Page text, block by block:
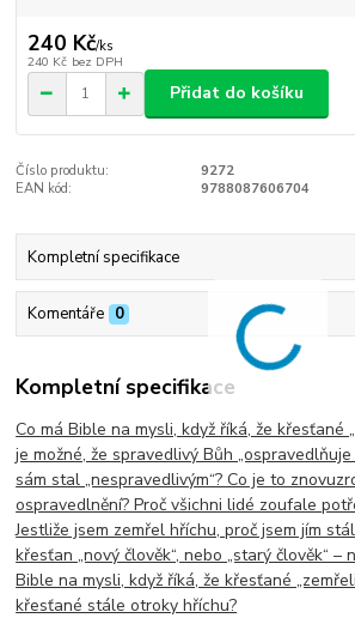
240 Kč/ks
240 Kč bez DPH
Přidat do košíku
Číslo produktu:
9272
EAN kód:
9788087606704
Kompletní specifikace
Komentáře 0
Kompletní specifikace
Co má Bible na mysli, když říká, že křesťané
je možné, že spravedlivý Bůh „ospravedlňuje
sám stal „nespravedlivým“? Co je to
ospravedlnění? Proč všichni lidé zoufale
Jestliže jsem zemřel hříchu, proč jsem jím
křesťan „nový člověk“, nebo „starý člověk“ –
Bible na mysli, když říká, že křesťané
křesťané stále otroky hříchu?